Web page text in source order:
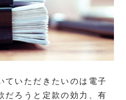
ていただきたいのは電子
だろうと定款の効力、有